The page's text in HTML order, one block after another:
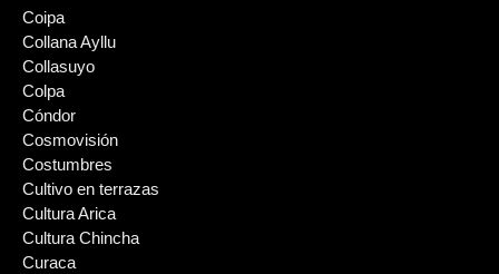
Coipa
Collana Ayllu
Collasuyo
Colpa
Cóndor
Cosmovisión
Costumbres
Cultivo en terrazas
Cultura Arica
Cultura Chincha
Curaca